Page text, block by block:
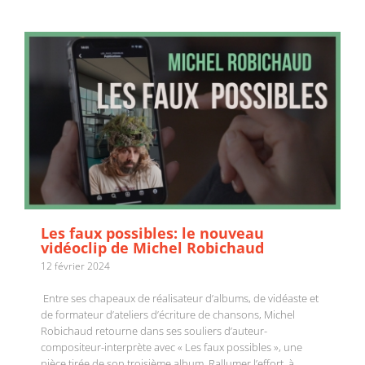
Les faux possibles: le nouveau
vidéoclip de Michel Robichaud
12 février 2024
Entre ses chapeaux de réalisateur d’albums, de vidéaste et
de formateur d’ateliers d’écriture de chansons, Michel
Robichaud retourne dans ses souliers d’auteur-
compositeur-interprète avec « Les faux possibles », une